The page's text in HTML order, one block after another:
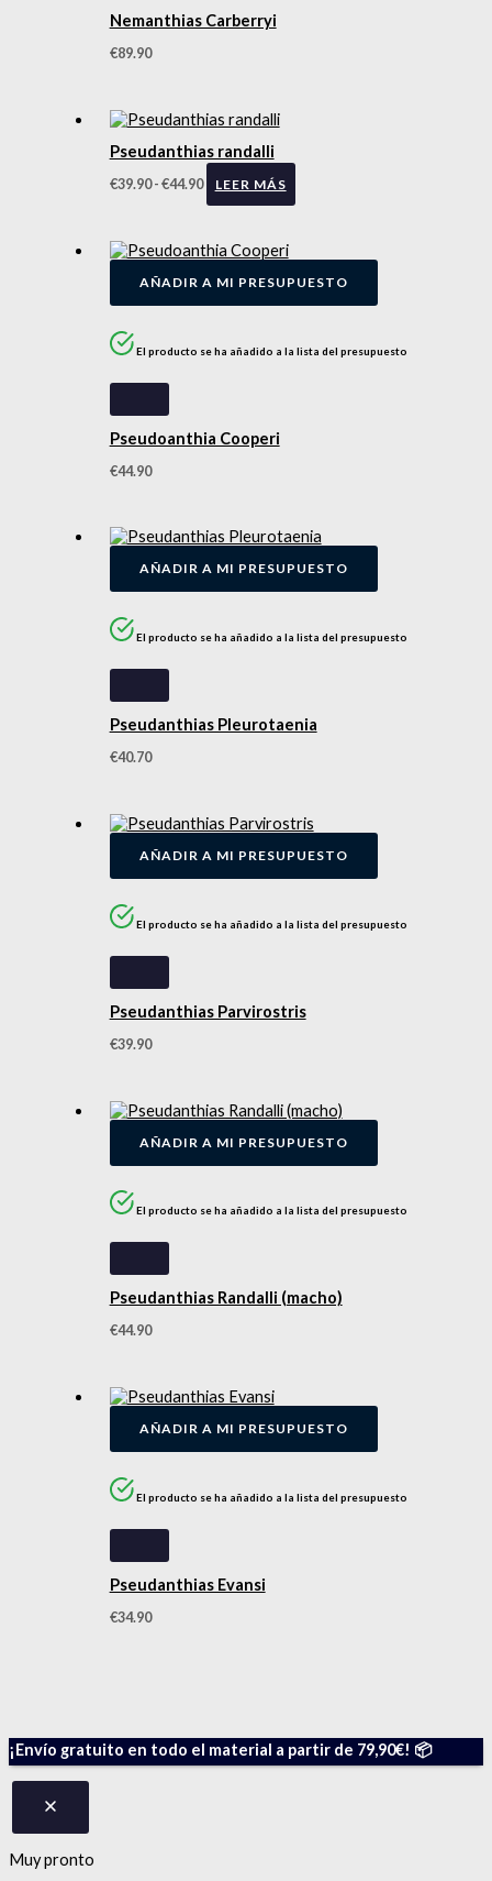
Nemanthias Carberryi
€89.90
Pseudanthias randalli
€39.90 -€44.90 LEER MÁS
AÑADIR A MI PRESUPUESTO
El producto se ha añadido a la lista del presupuesto
Pseudoanthia Cooperi
€44.90
AÑADIR A MI PRESUPUESTO
El producto se ha añadido a la lista del presupuesto
Pseudanthias Pleurotaenia
€40.70
AÑADIR A MI PRESUPUESTO
El producto se ha añadido a la lista del presupuesto
Pseudanthias Parvirostris
€39.90
AÑADIR A MI PRESUPUESTO
El producto se ha añadido a la lista del presupuesto
Pseudanthias Randalli (macho)
€44.90
AÑADIR A MI PRESUPUESTO
El producto se ha añadido a la lista del presupuesto
Pseudanthias Evansi
€34.90
¡Envío gratuito en todo el material a partir de 79,90€! 📦
Muy pronto